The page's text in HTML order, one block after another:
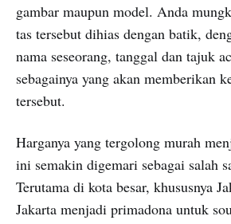
gambar maupun model. Anda
tas tersebut dihias dengan batik,
nama seseorang, tanggal dan tajuk
sebagainya yang akan memberikan
tersebut.
Harganya yang tergolong murah
ini semakin digemari sebagai salah
Terutama di kota besar, khususnya
Jakarta menjadi primadona untuk